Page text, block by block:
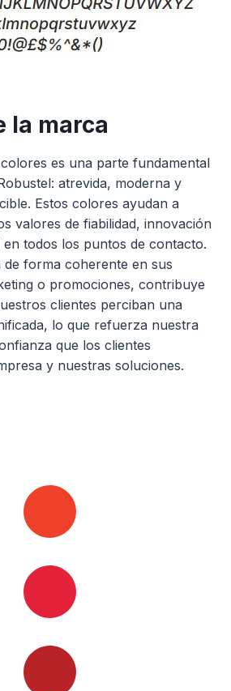
la marca
es una parte fundamental
atrevida, moderna y
Estos colores ayudan a
valores de fiabilidad, innovación
todos los puntos de contacto.
de forma coherente en sus
o promociones, contribuye
clientes perciban una
lo que refuerza nuestra
que los clientes
y nuestras soluciones.